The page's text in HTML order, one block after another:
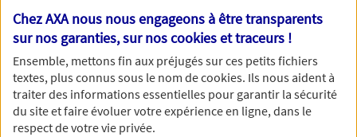
meilleurs délais par mail ou par téléphone.
Votre message :
Chez AXA nous nous engageons à être transparents
sur nos garanties, sur noscookies et traceurs !
Ensemble, mettons fin aux préjugés sur ces petits fichiers
textes, plus connus sous le nom decookies. Ils nous aident à
traiter des informations essentielles pour garantir la sécurité
du site et faire évoluer votre expérience en ligne, dans le
respect de votre vie privée.